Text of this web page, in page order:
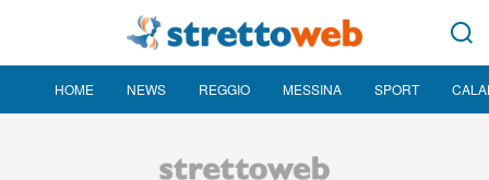
HOME NEWS REGGIO MESSINA SPORT